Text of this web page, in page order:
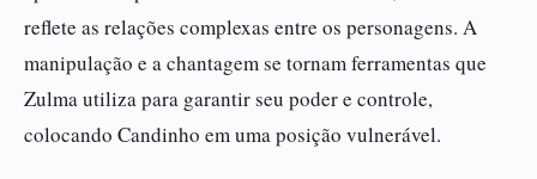
reflete as relações complexas entre os personagens. A
manipulação e a chantagem se tornam ferramentas que
Zulma utiliza para garantir seu poder e controle,
colocando Candinho em uma posição vulnerável.